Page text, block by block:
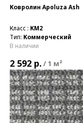
Ковролин Apoluza Ash
Класс : КМ2
Тип: Коммерческий
В наличии
2 592 р. / 1 м²